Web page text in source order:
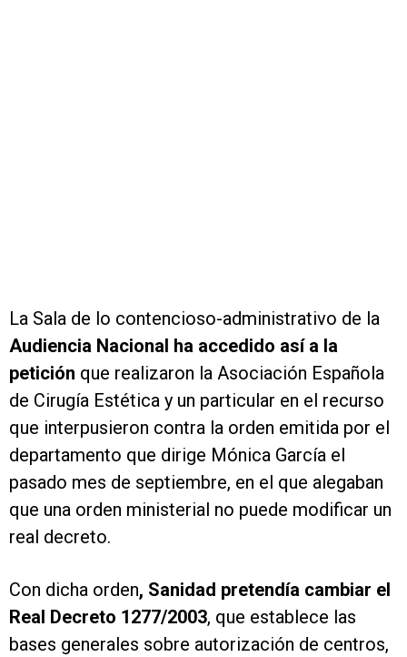
La Sala de lo contencioso-administrativo de la
Audiencia Nacional ha accedido así a la
petición que realizaron la Asociación Española
de Cirugía Estética y un particular en el recurso
que interpusieron contra la orden emitida por el
departamento que dirige Mónica García el
pasado mes de septiembre, en el que alegaban
que una orden ministerial no puede modificar un
real decreto.
Con dicha orden, Sanidad pretendía cambiar el
Real Decreto 1277/2003, que establece las
bases generales sobre autorización de centros,